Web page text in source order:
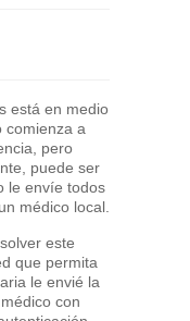
está en medio
comienza a
pero
puede ser
le envíe todos
médico local.
este
que permita
le envié la
con